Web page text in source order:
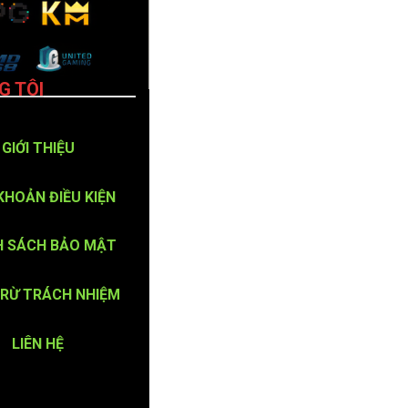
TÔI
GIỚI THIỆU
ĐIỀU KIỆN
SÁCH BẢO MẬT
TRÁCH NHIỆM
LIÊN HỆ